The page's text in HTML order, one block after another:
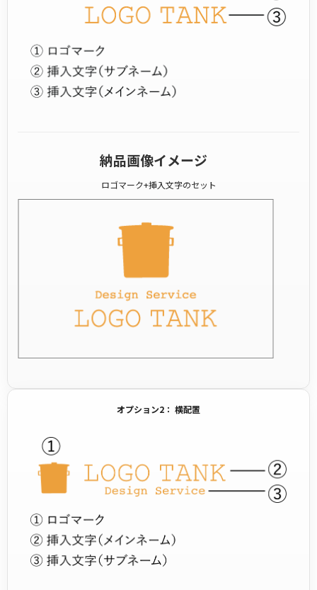
納品画像イメージ
ロゴマーク+挿入文字のセット
オプション2： 横配置